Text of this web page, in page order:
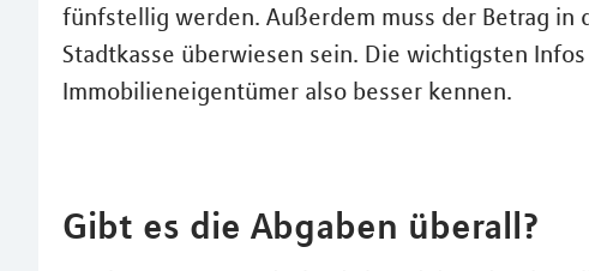
fünfstellig werden. Außerdem muss der Betrag in
Stadtkasse überwiesen sein. Die wichtigsten
Immobilieneigentümer also besser kennen.
Gibt es die Abgaben überall?